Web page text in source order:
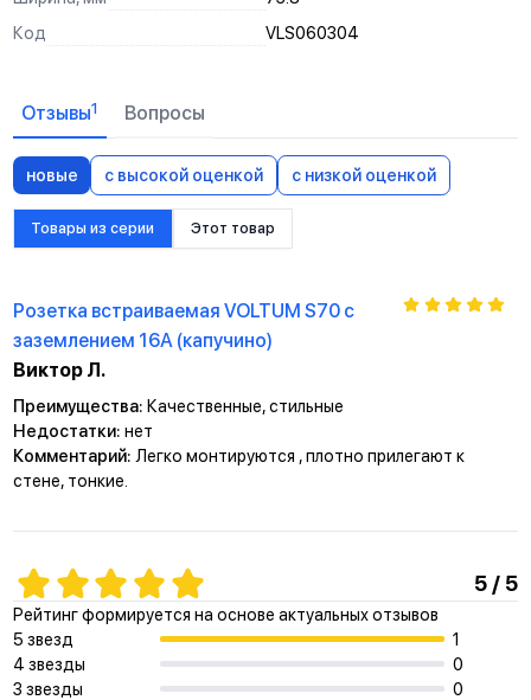
Код
VLS060304
Отзывы1 Вопросы
новые с высокой оценкой с низкой оценкой
Товары из серии Этот товар
Розетка встраиваемая VOLTUM S70 с
заземлением 16А (капучино)
Виктор Л.
Преимущества: Качественные, стильные
Недостатки: нет
Комментарий: Легко монтируются , плотно прилегают к
стене, тонкие.
5 / 5
Рейтинг формируется на основе актуальных отзывов
5 звезд
1
4 звезды
0
3 звезды
0